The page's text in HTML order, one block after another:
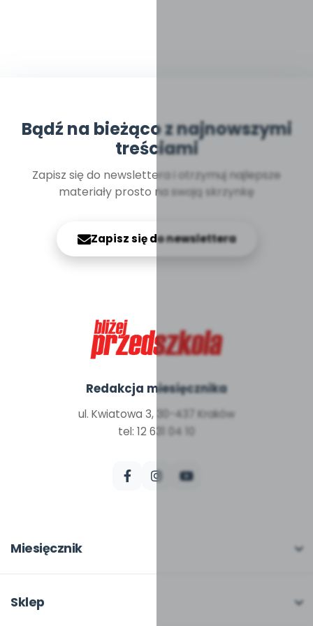
Bądź na bieżąco z najnowszymi
treściami
Zapisz się do newslettera i otrzymuj najlepsze
materiały prosto na swoją skrzynkę
Zapisz się do newslettera
Redakcja miesięcznika
ul. Kwiatowa 3, 30-437 Kraków
tel: 12 631 04 10
Miesięcznik
W numerze
Sklep